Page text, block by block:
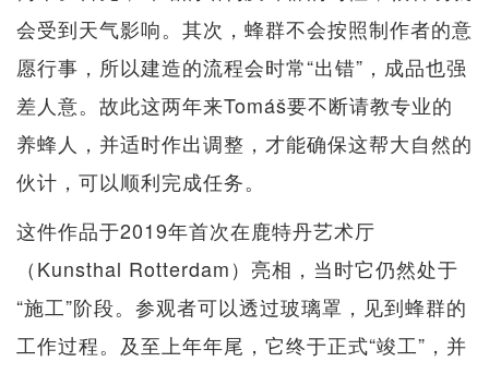
会受到天气影响。其次，蜂群不会按照制作者的意
愿行事，所以建造的流程会时常“出错”，成品也强
差人意。故此这两年来Tomáš要不断请教专业的
养蜂人，并适时作出调整，才能确保这帮大自然的
伙计，可以顺利完成任务。
这件作品于2019年首次在鹿特丹艺术厅
（Kunsthal Rotterdam）亮相，当时它仍然处于
“施工”阶段。参观者可以透过玻璃罩，见到蜂群的
工作过程。及至上年年尾，它终于正式“竣工”，并